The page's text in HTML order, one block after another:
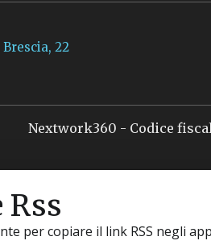
22
Nextwork360 - Codice
Rss
per copiare il link RSS negli